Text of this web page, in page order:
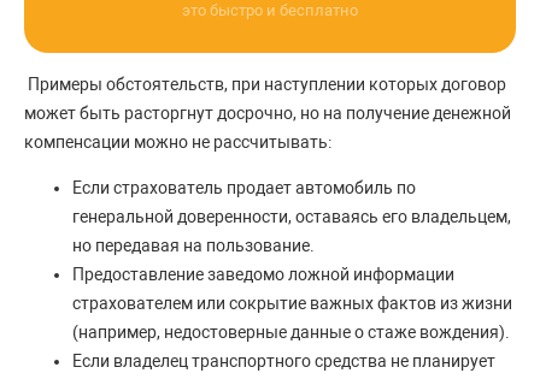
это быстро и бесплатно
Примеры обстоятельств, при наступлении которых договор
может быть расторгнут досрочно, но на получение денежной
компенсации можно не рассчитывать:
Если страхователь продает автомобиль по
генеральной доверенности, оставаясь его владельцем,
но передавая на пользование.
Предоставление заведомо ложной информации
страхователем или сокрытие важных фактов из жизни
(например, недостоверные данные о стаже вождения).
Если владелец транспортного средства не планирует